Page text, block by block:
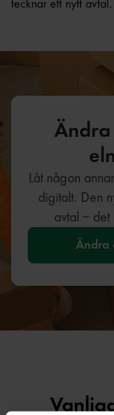
tecknar ett nytt avtal.
Låt någon
digitalt. Den
avtal – det
Ändra